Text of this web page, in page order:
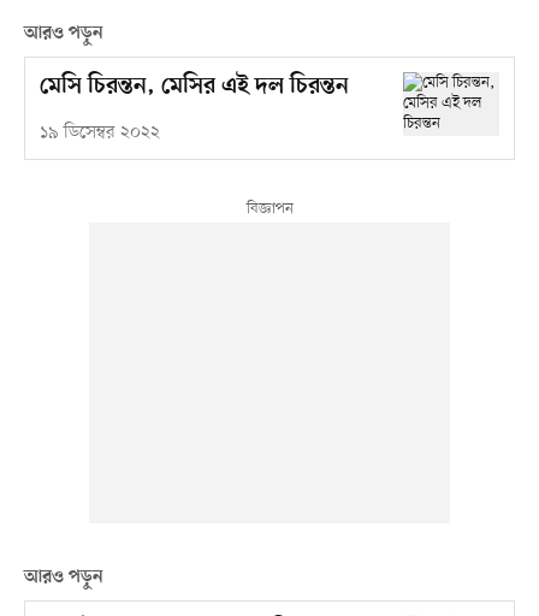
আরও পড়ুন
মেসি চিরন্তন, মেসির এই দল চিরন্তন
১৯ ডিসেম্বর ২০২২
আরও পড়ুন